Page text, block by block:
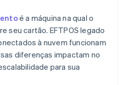
é a máquina na qual o
seu cartão. EFTPOS legado
à nuvem funcionam
diferenças impactam no
para sua